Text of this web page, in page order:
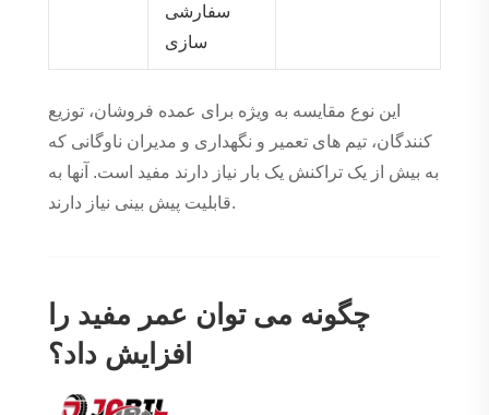
سفارشی
سازی
این نوع مقایسه به ویژه برای عمده فروشان، توزیع
کنندگان، تیم های تعمیر و نگهداری و مدیران ناوگانی که
به بیش از یک تراکنش یک بار نیاز دارند مفید است. آنها به
قابلیت پیش بینی نیاز دارند.
چگونه می توان عمر مفید را
افزایش داد؟